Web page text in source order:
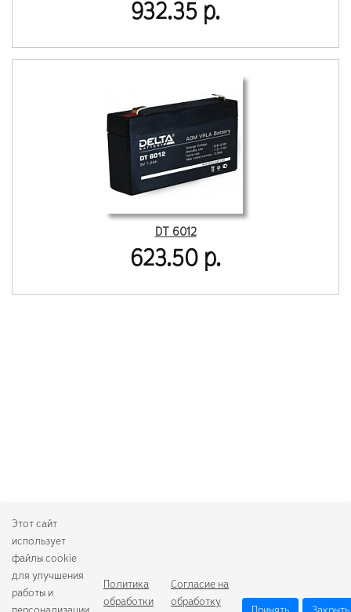
932.35 р.
DT 6012
623.50 р.
Этот сайт
использует
файлы cookie
для улучшения
работы и
Политика
обработки
Согласие на
обработку